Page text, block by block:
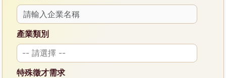
產業類別
特殊徵才需求